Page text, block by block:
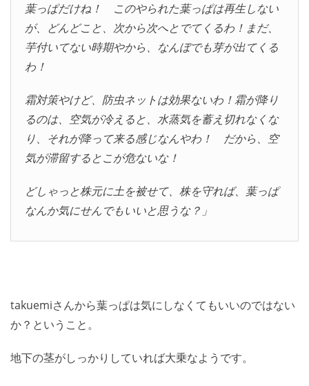
葉っぱだけね！ このやられた葉っぱは再生しない
が、どんどこと、次から次へとでてくるわ！まだ、
芋付いてない時期やから、なんぼでも芽が出てくる
わ！
霜対策やけど、防虫ネットは効果ないわ！霜が降り
るのは、空気が冷えると、水蒸気を蓄え切れなくな
り、それが降って来る感じなんやわ！ だから、空
気が滞留するとこが危ないな！
どしゃっと株元に土を被せて、株を守れば、葉っぱ
なんか気にせんでもいいと思うな？」
takuemiさんから葉っぱは気にしなくてもいいのではない
か？ということ。
地下の茎がしっかりしていれば大乗なようです。